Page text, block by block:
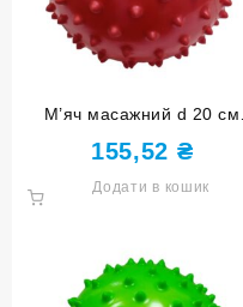
М’яч масажний d 20 см
червоний надувний D20-К
155,52 ₴
Додати в кошик